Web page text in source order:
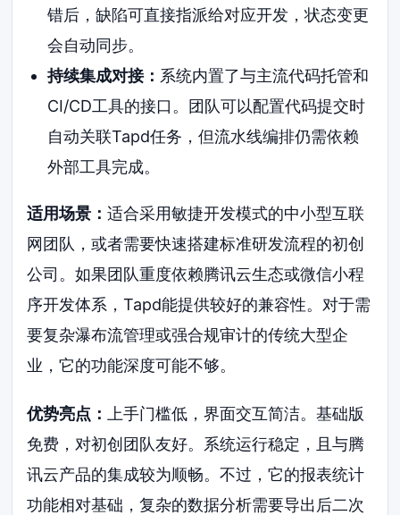
错后，缺陷可直接指派给对应开发，状态变更
会自动同步。
持续集成对接： 系统内置了与主流代码托管和
CI/CD工具的接口。团队可以配置代码提交时
自动关联Tapd任务，但流水线编排仍需依赖
外部工具完成。
适用场景：适合采用敏捷开发模式的中小型互联
网团队，或者需要快速搭建标准研发流程的初创
公司。如果团队重度依赖腾讯云生态或微信小程
序开发体系，Tapd能提供较好的兼容性。对于需
要复杂瀑布流管理或强合规审计的传统大型企
业，它的功能深度可能不够。
优势亮点：
上手门槛低，界面交互简洁。基础版
免费，对初创团队友好。系统运行稳定，且与腾
讯云产品的集成较为顺畅。不过，它的报表统计
功能相对基础，复杂的数据分析需要导出后二次